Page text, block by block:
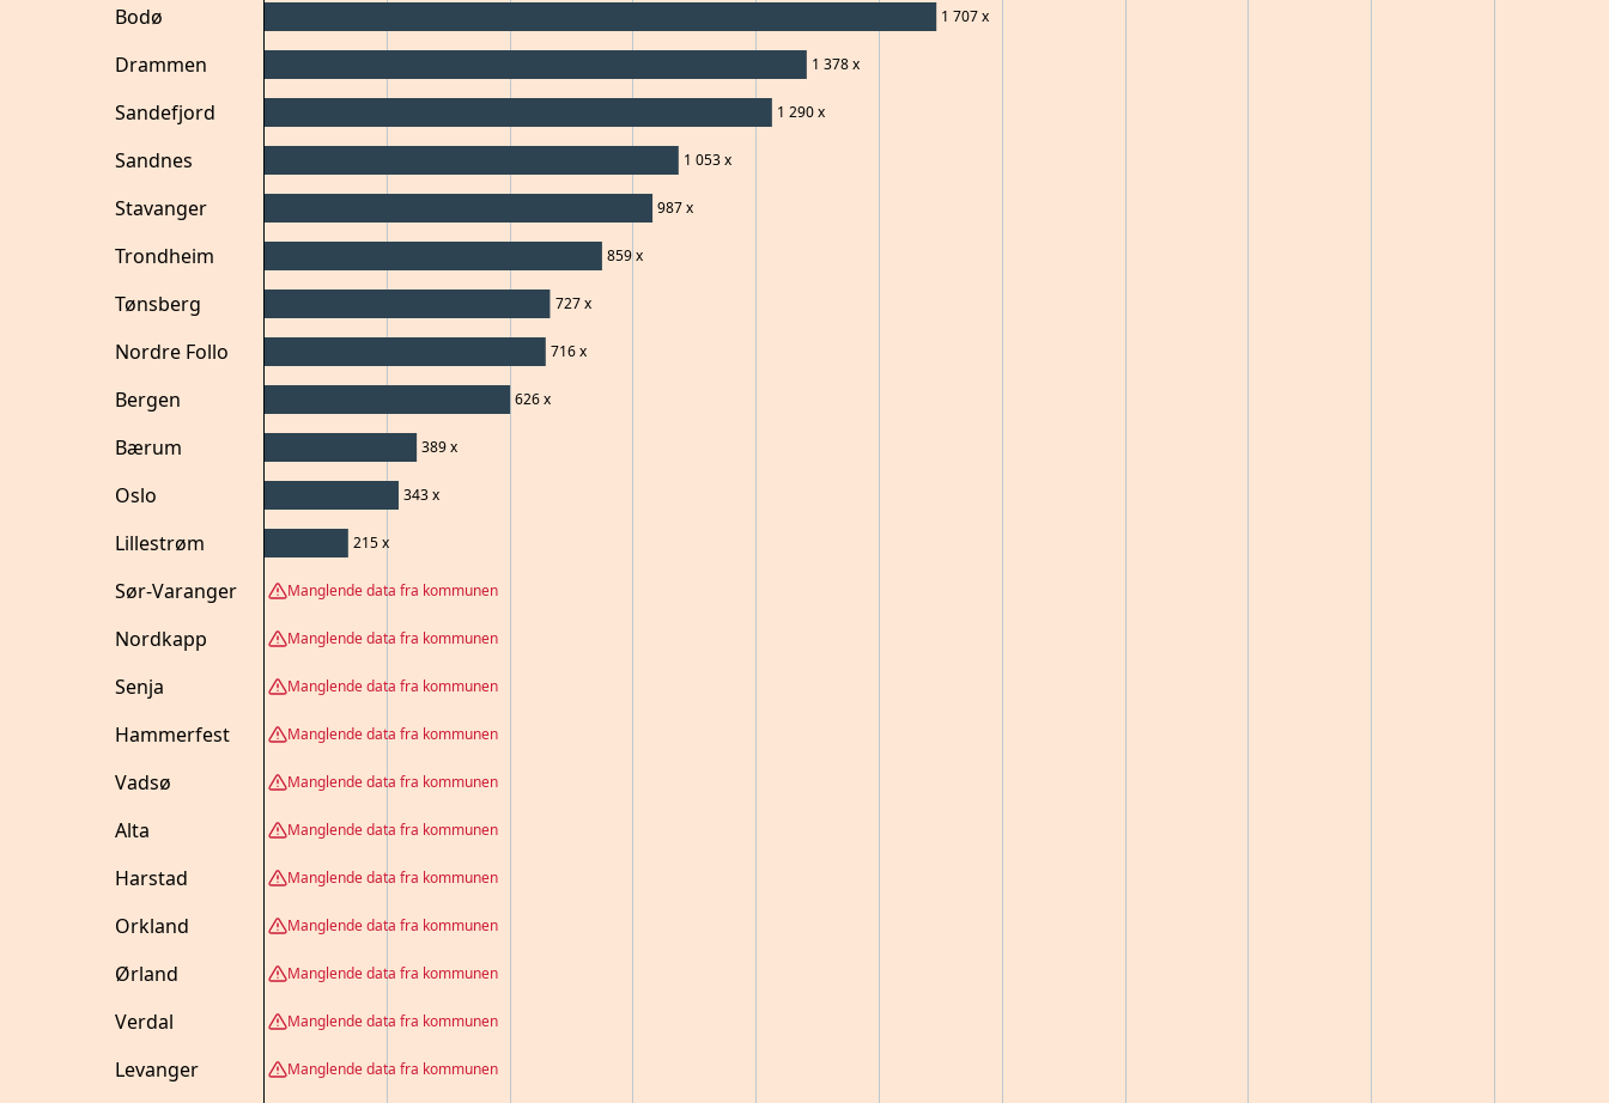
Bodø
Drammen
Sandefjord
Sandnes
Stavanger
Trondheim
Tønsberg
Nordre Follo
Bergen
Bærum
Oslo
Lillestrøm
Sør-Varanger
Nordkapp
Senja
Hammerfest
Vadsø
Alta
Harstad
Orkland
Ørland
Verdal
Levanger
1 707 x
1 378x
1 290x
1 053x
987x
859x
727 x
716x
626x
389x
343x
215x
Manglende data fra kommunen
Manglende data fra kommunen
Manglende data fra kommunen
Manglende data fra kommunen
Manglende data fra kommunen
Manglende data fra kommunen
Manglende data fra kommunen
Manglende data fra kommunen
Manglende data fra kommunen
Manglende data fra kommunen
Manglende data fra kommunen